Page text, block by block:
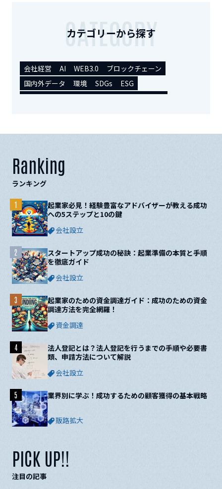
カテゴリーから探す
CATEGORY
会社経営 AI WEB3.0
ブロックチェーン
国内外データ
環境 SDGs
ESG
補助金/助成金
事業承継
起業・開業者インタビュー
未分類
Ranking
ランキング
起業家必見！経験豊富なアドバイザーが教える成功
への5ステップと10の鍵
会社設立
1
スタートアップ成功の秘訣：起業準備の本質と手順
を徹底ガイド
会社設立
2
起業家のための資金調達ガイド：成功のための資金
調達方法を完全網羅！
資金調達
3
法人登記とは？法人登記を行うまでの手順や必要書
類、申請方法について解説
会社設立
4
業界別に学ぶ！成功するための顧客獲得の基本戦略
販路拡大
5
PICK UP!!
注目の記事